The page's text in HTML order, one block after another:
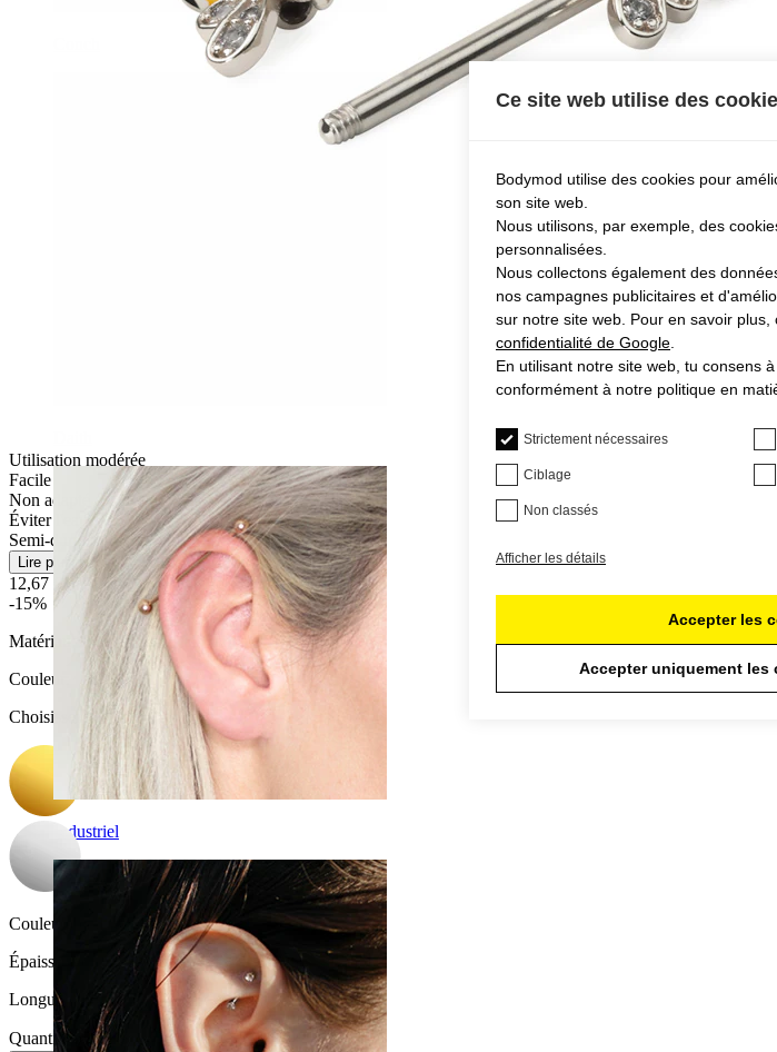
Industriel
Utilisation modérée
Facile
Non adapté aux peaux sensibles
Éviter l'eau
Semi-durable
Lire plus
12,67 €14,90 €
-15%
Matériau:
Acier chirurgical / laiton
Couleur
Choisissez Couleur
Couleur de la pierre:Transparent
Épaisseur du fil:
1,6 mm
Longueur:
14 mm
Quantité : 1
Modifier
Ce site web utilise des
Bodymod utilise des cookies pour
son site web.
Nous utilisons, par exemple, des
personnalisées.
Nous collectons également des
nos campagnes publicitaires et
sur notre site web. Pour en savoir plus,
confidentialité de Google
En utilisant notre site web, tu consens
conformément à notre politique en
Strictement nécessaires
Ciblage
Non classés
Afficher les détails
Accepter les
Accepter uniquement les